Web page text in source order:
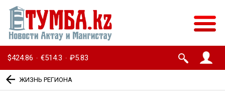
$424.86 · €514.3 · ₽5.83
ЖИЗНЬ РЕГИОНА